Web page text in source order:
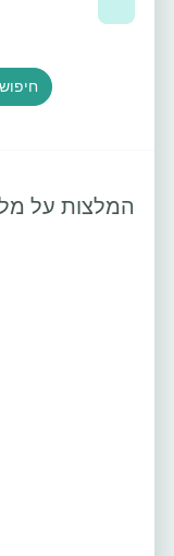
המלצות על